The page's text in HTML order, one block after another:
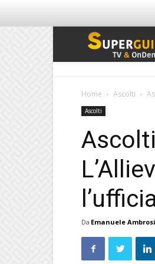
Home Ascolti
Ascolti
Da Emanuele